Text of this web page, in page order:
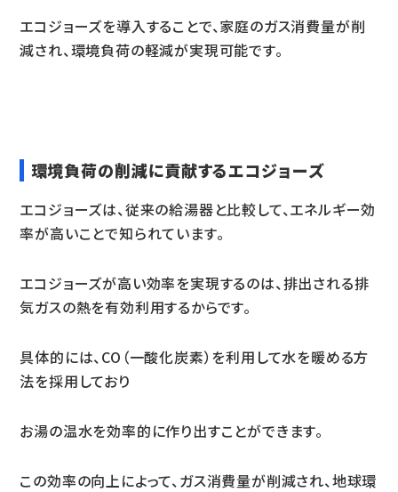
エコジョーズを導入することで、家庭のガス消費量が削
減され、環境負荷の軽減が実現可能です。
環境負荷の削減に貢献するエコジョーズ
エコジョーズは、従来の給湯器と比較して、エネルギー効
率が高いことで知られています。
エコジョーズが高い効率を実現するのは、排出される排
気ガスの熱を有効利用するからです。
具体的には、CO（一酸化炭素）を利用して水を暖める方
法を採用しており
お湯の温水を効率的に作り出すことができます。
この効率の向上によって、ガス消費量が削減され、地球環